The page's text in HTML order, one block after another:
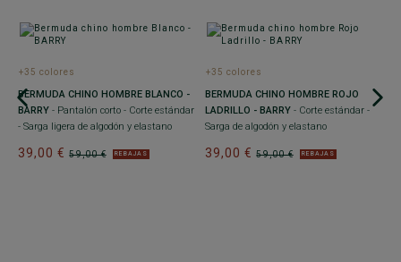
+35 colores
BERMUDA CHINO HOMBRE BLANCO -
BARRY - Pantalón corto - Corte estándar
- Sarga ligera de algodón y elastano
59,00 €
39,00 € REBAJAS
+35 colores
BERMUDA CHINO HOMBRE ROJO
LADRILLO - BARRY - Corte estándar -
Sarga de algodón y elastano
59,00 €
39,00 € REBAJAS